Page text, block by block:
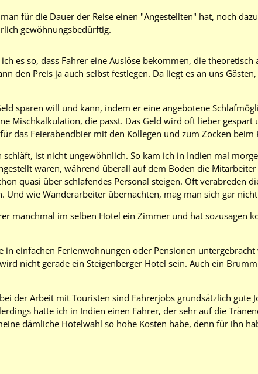
man für die Dauer der Reise einen "Angestellten" hat, noch
gewöhnungsbedürftig.
es so, dass Fahrer eine Auslöse bekommen, die
den Preis ja auch selbst festlegen. Da liegt es an uns
sparen will und kann, indem er eine angebotene
Mischkalkulation, die passt. Das Geld wird oft lieber
das Feierabendbier mit den Kollegen und zum Zocken beim
schläft, ist nicht ungewöhnlich. So kam ich in Indien mal
waren, während überall auf dem Boden die
quasi über schlafendes Personal steigen. Oft verabreden
Und wie Wanderarbeiter übernachten, mag man sich gar
manchmal im selben Hotel ein Zimmer und hat sozusagen
in einfachen Ferienwohnungen oder Pensionen
nicht gerade ein Steigenberger Hotel sein. Auch ein
der Arbeit mit Touristen sind Fahrerjobs grundsätzlich gute
hatte ich in Indien einen Fahrer, der sehr auf die
dämliche Hotelwahl so hohe Kosten habe, denn für ihn